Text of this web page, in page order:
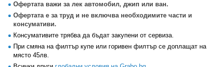
Офертата важи за лек автомобил, джип или ван.
Офертата е за труд и не включва необходимите части и
консумативи.
Консумативите трябва да бъдат закупени от сервиза.
При смяна на филтър купе или горивен филтър се доплащат на
място 45лв.